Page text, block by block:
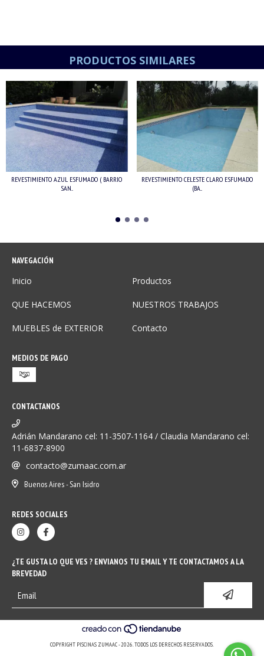
PRODUCTOS SIMILARES
REVESTIMIENTO AZUL ESFUMADO ( BARRIO
SAN...
REVESTIMIENTO CELESTE CLARO ESFUMADO
(BA...
NAVEGACIÓN
Inicio Productos
QUE HACEMOS NUESTROS TRABAJOS
MUEBLES de EXTERIOR Contacto
MEDIOS DE PAGO
CONTACTANOS
Adrián Mandarano cel: 11-3507-1164 / Claudia Mandarano cel:
11-6837-8900
contacto@zumaac.com.ar
Buenos Aires - San Isidro
REDES SOCIALES
¿TE GUSTA LO QUE VES ? ENVIANOS TU EMAIL Y TE CONTACTAMOS A LA
BREVEDAD
COPYRIGHT PISCINAS ZUMAAC - 2026. TODOS LOS DERECHOS RESERVADOS.